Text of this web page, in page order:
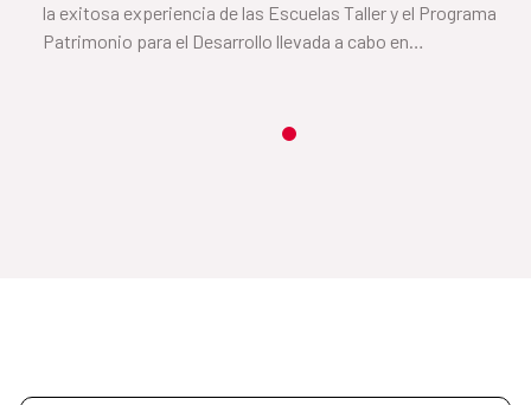
la exitosa experiencia de las Escuelas Taller y el Programa
Patrimonio para el Desarrollo llevada a cabo en
Item 1